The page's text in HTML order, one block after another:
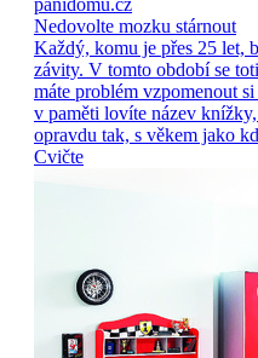
Nedovolte mozku stárnout
Každý, komu je přes 25 let,
závity. V tomto období se
máte problém vzpomenout
v paměti lovíte název
opravdu tak, s věkem jako
Cvičte